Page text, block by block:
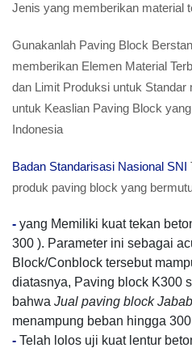
Jenis yang memberikan material
Gunakanlah Paving Block
memberikan Elemen Material
dan Limit Produksi untuk Standar
untuk Keaslian Paving Block
Indonesia
Badan Standarisasi Nasional SNI
produk paving block yang
- yang Memiliki kuat tekan
300 ). Parameter ini sebagai
Block/Conblock tersebut
diatasnya, Paving block K300
bahwa Jual paving block
menampung beban hingga
- Telah lolos uji kuat lentur